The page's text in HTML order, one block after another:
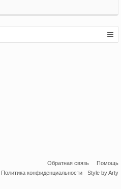
Обратная связь
Помощь
Политика конфиденциальности
Style by Arty